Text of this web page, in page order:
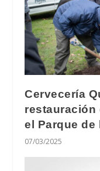
Cervecería
restauración
el Parque de
07/03/2025